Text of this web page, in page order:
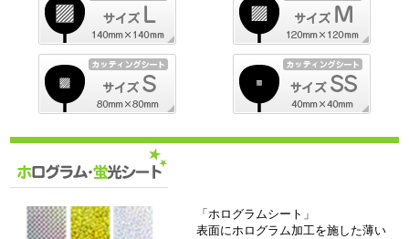
「ホログラムシート」
表面にホログラム加工を施した薄い